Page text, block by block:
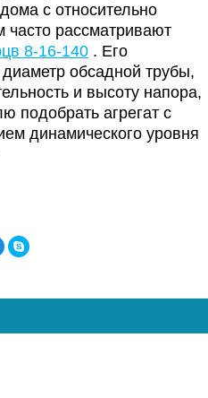
с относительно
рассматривают
8-16-140 . Его
обсадной трубы,
и высоту напора,
подобрать агрегат с
динамического уровня